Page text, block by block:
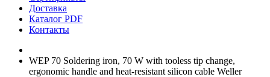
Доставка
Каталог PDF
Контакты
WEP 70 Soldering iron, 70 W with tooless tip change,
ergonomic handle and heat-resistant silicon cable Weller